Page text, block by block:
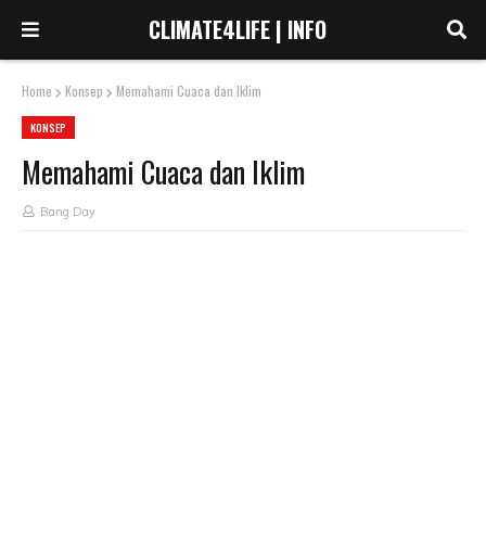
CLIMATE4LIFE | INFO
Home Konsep Memahami Cuaca dan Iklim
KONSEP
Memahami Cuaca dan Iklim
Bang Day